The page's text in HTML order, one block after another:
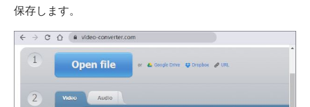
保存します。